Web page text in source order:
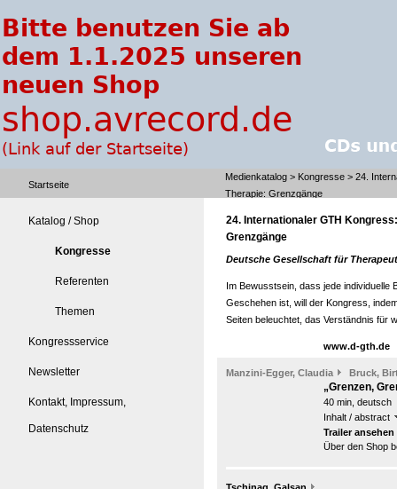
Startseite
Medienkatalog > Kongresse > 24.
Therapie: Grenzgänge
Katalog / Shop
Kongresse
Referenten
Themen
Kongressservice
Newsletter
Kontakt, Impressum,
Datenschutz
24. Internationaler GTH
Grenzgänge
Deutsche Gesellschaft für
Im Bewusstsein, dass jede individuelle
Geschehen ist, will der Kongress,
Seiten beleuchtet, das Verständnis für
www.d-gth.de
Manzini-Egger, Claudia Bruck,
„Grenzen,
40 min, deutsch
Inhalt / abstract
Trailer ansehen
Über den Shop